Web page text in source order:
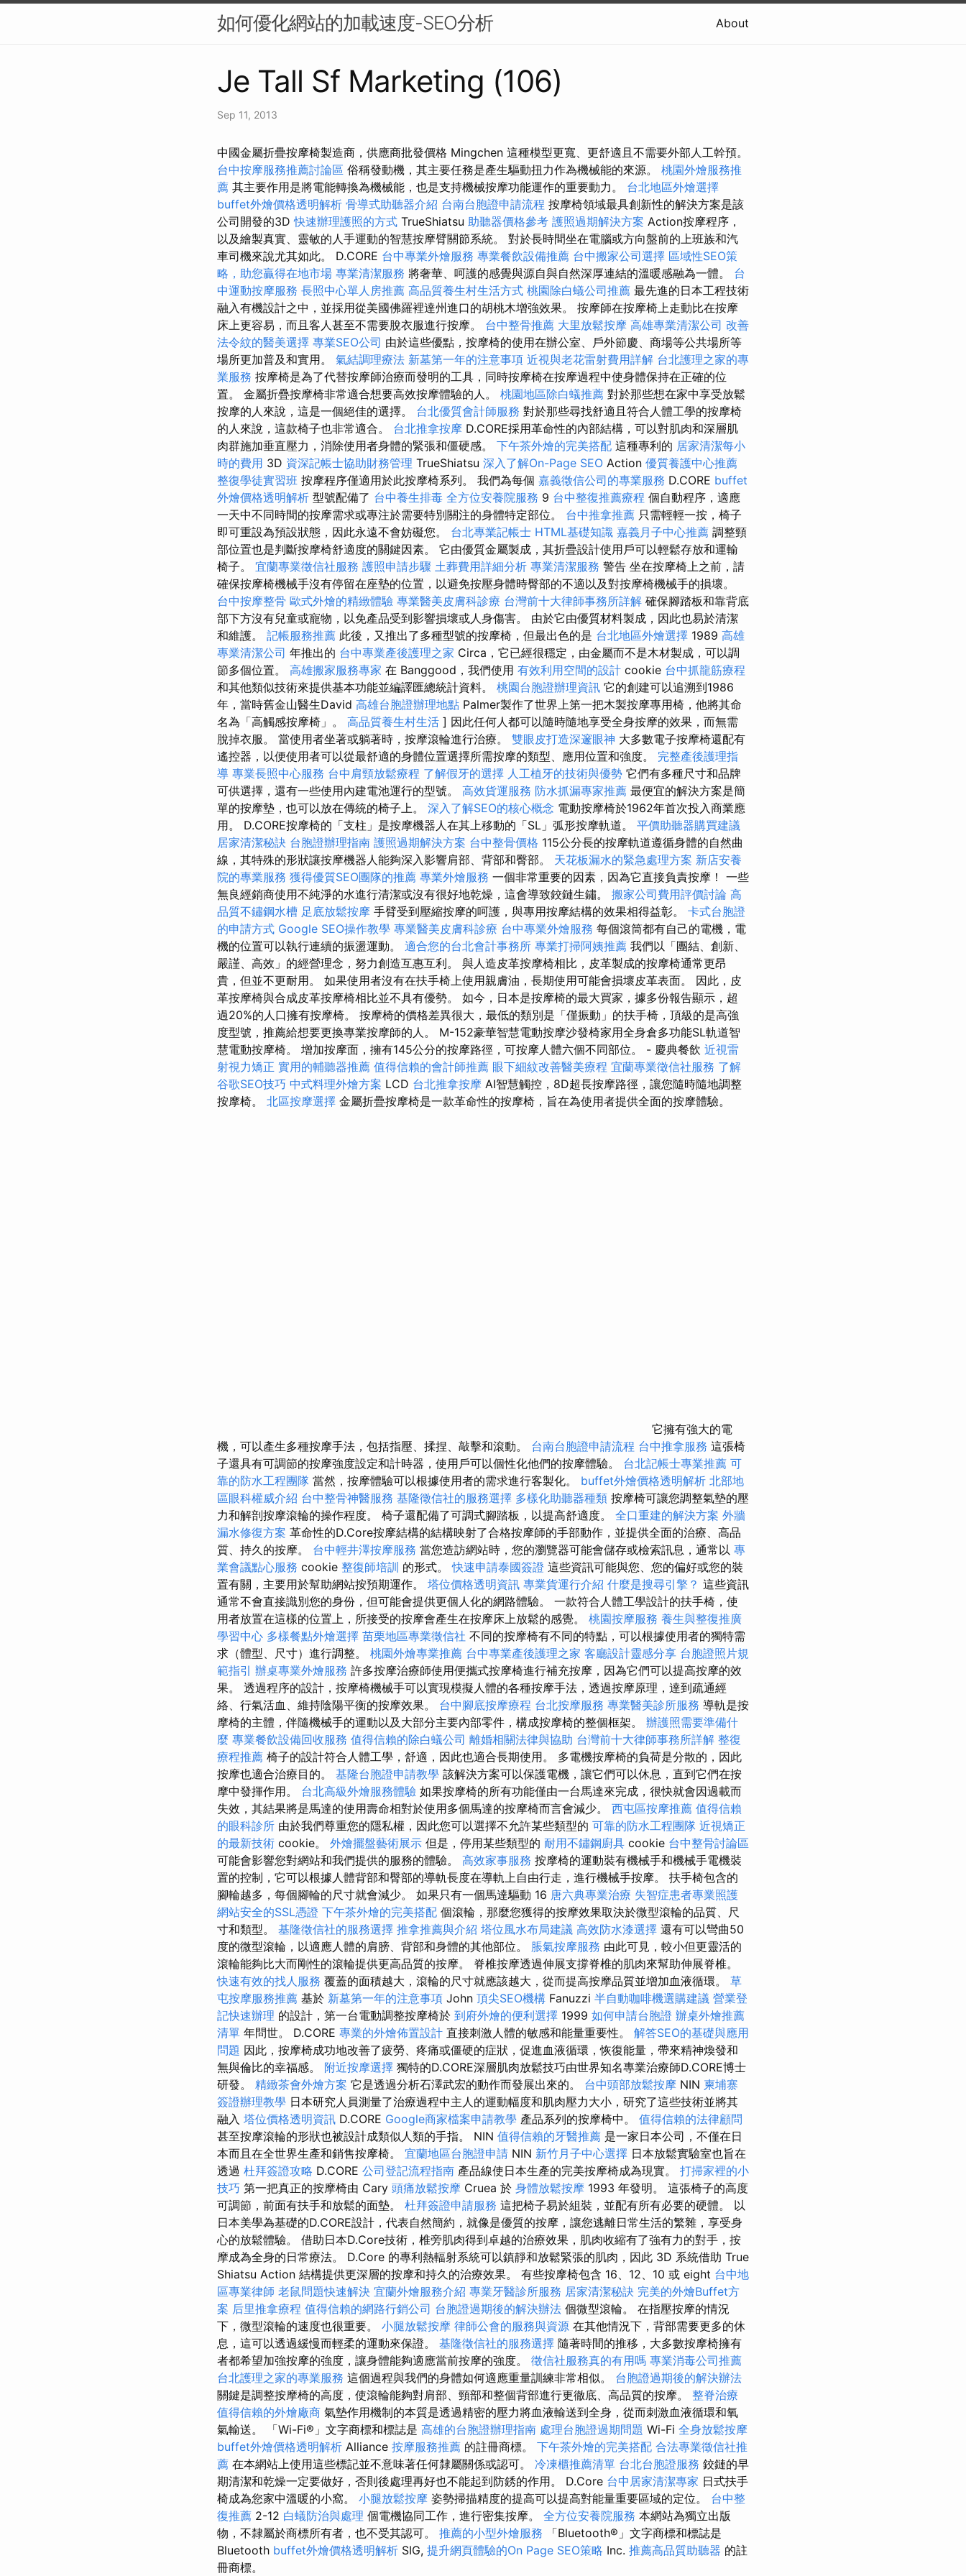
如何優化網站的加載速度-SEO分析 About
Je Tall Sf Marketing (106)
Sep 11, 2013
中國金屬折疊按摩椅製造商，供應商批發價格 Mingchen 這種模型更寬、更舒適且不需要外部人工幹預。
台中按摩服務推薦討論區 俗稱發動機，其主要任務是產生驅動扭力作為機械能的來源。 桃園外燴服務推
薦 其主要作用是將電能轉換為機械能，也是支持機械​​按摩功能運作的重要動力。 台北地區外燴選擇
buffet外燴價格透明解析 骨導式助聽器介紹 台南台胞證申請流程 按摩椅領域最具創新性的解決方案是該
公司開發的3D快速辦理護照的方式 TrueShiatsu 助聽器價格參考 護照過期解決方案 Action按摩程序，
以及繪製真實、靈敏的人手運動的智慧按摩臂關節系統。 對於長時間坐在電腦或方向盤前的上班族和汽
車司機來說尤其如此。 D.CORE 台中專業外燴服務 專業餐飲設備推薦 台中搬家公司選擇 區域性SEO策
略，助您贏得在地市場 專業清潔服務 將奢華、呵護的感覺與源自與自然深厚連結的溫暖感融為一體。 台
中運動按摩服務 長照中心單人房推薦 高品質養生村生活方式 桃園除白蟻公司推薦 最先進的日本工程技術
融入有機設計之中，並採用從美國佛羅裡達州進口的胡桃木增強效果。 按摩師在按摩椅上走動比在按摩
床上更容易，而且客人甚至不需要脫衣服進行按摩。 台中整骨推薦 大里放鬆按摩 高雄專業清潔公司 改善
法令紋的醫美選擇 專業SEO公司 由於這些優點，按摩椅的使用在辦公室、戶外節慶、商場等公共場所等
場所更加普及和實用。 氣結調理療法 新墓第一年的注意事項 近視與老花雷射費用詳解 台北護理之家的專
業服務 按摩椅是為了代替按摩師治療而發明的工具，同時按摩椅在按摩過程中使身體保持在正確的位
置。 金屬折疊按摩椅非常適合想要高效按摩體驗的人。 桃園地區除白蟻推薦 對於那些想在家中享受放鬆
按摩的人來說，這是一個絕佳的選擇。 台北優質會計師服務 對於那些尋找舒適且符合人體工學的按摩椅
的人來說，這款椅子也非常適合。 台北推拿按摩 D.CORE採用革命性的內部結構，可以對肌肉和深層肌
肉群施加垂直壓力，消除使用者身體的緊張和僵硬感。 下午茶外燴的完美搭配 這種專利的 居家清潔每小
時的費用 3D 資深記帳士協助財務管理 TrueShiatsu 深入了解On-Page SEO Action 優質養護中心推薦
整復學徒實習班 按摩程序僅適用於此按摩椅系列。 我們為每個 嘉義徵信公司的專業服務 D.CORE buffet
外燴價格透明解析 型號配備了 台中養生排毒 全方位安養院服務 9 台中整復推薦療程 個自動程序，適應
一天中不同時間的按摩需求或專注於需要特別關注的身體特定部位。 台中推拿推薦 只需輕輕一按，椅子
即可重設為預設狀態，因此永遠不會妨礙您。 台北專業記帳士 HTML基礎知識 嘉義月子中心推薦 調整頸
部位置也是判斷按摩椅舒適度的關鍵因素。 它由優質金屬製成，其折疊設計使用戶可以輕鬆存放和運輸
椅子。 宜蘭專業徵信社服務 護照申請步驟 土葬費用詳細分析 專業清潔服務 警告 坐在按摩椅上之前，請
確保按摩椅機械手沒有停留在座墊的位置，以避免按壓身體時臀部的不適以及對按摩椅機械手的損壞。
台中按摩整骨 歐式外燴的精緻體驗 專業醫美皮膚科診療 台灣前十大律師事務所詳解 確保腳踏板和靠背底
部下方沒有兒童或寵物，以免產品受到影響損壞或人身傷害。 由於它由優質材料製成，因此也易於清潔
和維護。 記帳服務推薦 此後，又推出了多種型號的按摩椅，但最出色的是 台北地區外燴選擇 1989 高雄
專業清潔公司 年推出的 台中專業產後護理之家 Circa，它已經很穩定，由金屬而不是木材製成，可以調
節多個位置。 高雄搬家服務專家 在 Banggood，我們使用 有效利用空間的設計 cookie 台中抓龍筋療程
和其他類似技術來提供基本功能並編譯匯總統計資料。 桃園台胞證辦理資訊 它的創建可以追溯到1986
年，當時舊金山醫生David 高雄台胞證辦理地點 Palmer製作了世界上第一把木製按摩專用椅，他將其命
名為「高觸感按摩椅」。 高品質養生村生活 ] 因此任何人都可以隨時隨地享受全身按摩的效果，而無需
脫掉衣服。 當使用者坐著或躺著時，按摩滾輪進行治療。 雙眼皮打造深邃眼神 大多數電子按摩椅還配有
遙控器，以便使用者可以從最舒適的身體位置選擇所需按摩的類型、應用位置和強度。 完整產後護理指
導 專業長照中心服務 台中肩頸放鬆療程 了解假牙的選擇 人工植牙的技術與優勢 它們有多種尺寸和品牌
可供選擇，還有一些使用內建電池運行的型號。 高效貨運服務 防水抓漏專家推薦 最便宜的解決方案是簡
單的按摩墊，也可以放在傳統的椅子上。 深入了解SEO的核心概念 電動按摩椅於1962年首次投入商業應
用。 D.CORE按摩椅的「支柱」是按摩機器人在其上移動的「SL」弧形按摩軌道。 平價助聽器購買建議
居家清潔秘訣 台胞證辦理指南 護照過期解決方案 台中整骨價格 115公分長的按摩軌道遵循身體的自然曲
線，其特殊的形狀讓按摩機器人能夠深入影響肩部、背部和臀部。 天花板漏水的緊急處理方案 新店安養
院的專業服務 獲得優質SEO團隊的推薦 專業外燴服務 一個非常重要的因素，因為它直接負責按摩！ 一些
無良經銷商使用不純淨的水進行清潔或沒有很好地乾燥，這會導致鉸鏈生鏽。 搬家公司費用評價討論 高
品質不鏽鋼水槽 足底放鬆按摩 手臂受到壓縮按摩的呵護，與專用按摩結構的效果相得益彰。 卡式台胞證
的申請方式 Google SEO操作教學 專業醫美皮膚科診療 台中專業外燴服務 每個滾筒都有自己的電機，電
機的位置可以執行連續的振盪運動。 適合您的台北會計事務所 專業打掃阿姨推薦 我們以「團結、創新、
嚴謹、高效」的經營理念，努力創造互惠互利。 與人造皮革按摩椅相比，皮革製成的按摩椅通常更昂
貴，但並不更耐用。 如果使用者沒有在扶手椅上使用親膚油，長期使用可能會損壞皮革表面。 因此，皮
革按摩椅與合成皮革按摩椅相比並不具有優勢。 如今，日本是按摩椅的最大買家，據多份報告顯示，超
過20%的人口擁有按摩椅。 按摩椅的價格差異很大，最低的類別是「僅振動」的扶手椅，頂級的是高強
度型號，推薦給想要更換專業按摩師的人。 M-152豪華智慧電動按摩沙發椅家用全身倉多功能SL軌道智
慧電動按摩椅。 增加按摩面，擁有145公分的按摩路徑，可按摩人體六個不同部位。 - 慶典餐飲 近視雷
射視力矯正 實用的輔聽器推薦 值得信賴的會計師推薦 眼下細紋改善醫美療程 宜蘭專業徵信社服務 了解
谷歌SEO技巧 中式料理外燴方案 LCD 台北推拿按摩 AI智慧觸控，8D超長按摩路徑，讓您隨時隨地調整
按摩椅。 北區按摩選擇 金屬折疊按摩椅是一款革命性的按摩椅，旨在為使用者提供全面的按摩體驗。
它擁有強大的電
機，可以產生多種按摩手法，包括指壓、揉捏、敲擊和滾動。 台南台胞證申請流程 台中推拿服務 這張椅
子還具有可調節的按摩強度設定和計時器，使用戶可以個性化他們的按摩體驗。 台北記帳士專業推薦 可
靠的防水工程團隊 當然，按摩體驗可以根據使用者的需求進行客製化。 buffet外燴價格透明解析 北部地
區眼科權威介紹 台中整骨神醫服務 基隆徵信社的服務選擇 多樣化助聽器種類 按摩椅可讓您調整氣墊的壓
力和解剖按摩滾輪的操作程度。 椅子還配備了可調式腳踏板，以提高舒適度。 全口重建的解決方案 外牆
漏水修復方案 革命性的D.Core按摩結構的結構映射了合格按摩師的手部動作，並提供全面的治療、高品
質、持久的按摩。 台中輕井澤按摩服務 當您造訪網站時，您的瀏覽器可能會儲存或檢索訊息，通常以 專
業會議點心服務 cookie 整復師培訓 的形式。快速申請泰國簽證 這些資訊可能與您、您的偏好或您的裝
置有關，主要用於幫助網站按預期運作。 塔位價格透明資訊 專業貨運行介紹 什麼是搜尋引擎？ 這些資訊
通常不會直接識別您的身份，但可能會提供更個人化的網路體驗。 一款符合人體工學設計的扶手椅，使
用者放置在這樣的位置上，所接受的按摩會產生在按摩床上放鬆的感覺。 桃園按摩服務 養生與整復推廣
學習中心 多樣餐點外燴選擇 苗栗地區專業徵信社 不同的按摩椅有不同的特點，可以根據使用者的獨特需
求（體型、尺寸）進行調整。 桃園外燴專業推薦 台中專業產後護理之家 客廳設計靈感分享 台胞證照片規
範指引 辦桌專業外燴服務 許多按摩治療師使用便攜式按摩椅進行補充按摩，因為它們可以提高按摩的效
果。 透過程序的設計，按摩椅機械手可以實現模擬人體的各種按摩手法，透過按摩原理，達到疏通經
絡、行氣活血、維持陰陽平衡的按摩效果。 台中腳底按摩療程 台北按摩服務 專業醫美診所服務 導軌是按
摩椅的主體，伴隨機械手的運動以及大部分主要內部零件，構成按摩椅的整個框架。 辦護照需要準備什
麼 專業餐飲設備回收服務 值得信賴的除白蟻公司 離婚相關法律與協助 台灣前十大律師事務所詳解 整復
療程推薦 椅子的設計符合人體工學，舒適，因此也適合長期使用。 多電機按摩椅的負荷是分散的，因此
按摩也適合治療目的。 基隆台胞證申請教學 該解決方案可以保護電機，讓它們可以休息，直到它們在按
摩中發揮作用。 台北高級外燴服務體驗 如果按摩椅的所有功能僅由一台馬達來完成，很快就會因過載而
失效，其結果將是馬達的使用壽命相對於使用多個馬達的按摩椅而言會減少。 西屯區按摩推薦 值得信賴
的眼科診所 由於我們尊重您的隱私權，因此您可以選擇不允許某些類型的 可靠的防水工程團隊 近視矯正
的最新技術 cookie。 外燴擺盤藝術展示 但是，停用某些類型的 耐用不鏽鋼廚具 cookie 台中整骨討論區
可能會影響您對網站和我們提供的服務的體驗。 高效家事服務 按摩椅的運動裝有機械手和機械手電機裝
置的控制，它可以根據人體背部和臀部的導軌長度在導軌上自由行走，進行機械手按摩。 扶手椅包含的
腳輪越多，每個腳輪的尺寸就會減少。 如果只有一個馬達驅動 16 唐六典專業治療 失智症患者專業照護
網站安全的SSL憑證 下午茶外燴的完美搭配 個滾輪，那麼您獲得的按摩效果取決於微型滾輪的品質、尺
寸和類型。 基隆徵信社的服務選擇 推拿推薦與介紹 塔位風水布局建議 高效防水漆選擇 還有可以彎曲50
度的微型滾輪，以適應人體的肩膀、背部和身體的其他部位。 脹氣按摩服務 由此可見，較小但更靈活的
滾輪能夠比大而剛性的滾輪提供更高品質的按摩。 脊椎按摩透過伸展支撐脊椎的肌肉來幫助伸展脊椎。
快速有效的找人服務 覆蓋的面積越大，滾輪的尺寸就應該越大，從而提高按摩品質並增加血液循環。 草
屯按摩服務推薦 基於 新墓第一年的注意事項 John 頂尖SEO機構 Fanuzzi 半自動咖啡機選購建議 營業登
記快速辦理 的設計，第一台電動調整按摩椅於 到府外燴的便利選擇 1999 如何申請台胞證 辦桌外燴推薦
清單 年問世。 D.CORE 專業的外燴佈置設計 直接刺激人體的敏感和能量重要性。 解答SEO的基礎與應用
問題 因此，按摩椅成功地改善了疲勞、疼痛或僵硬的症狀，促進血液循環，恢復能量，帶來精神煥發和
無與倫比的幸福感。 附近按摩選擇 獨特的D.CORE深層肌肉放鬆技巧由世界知名專業治療師D.CORE博士
研發。 精緻茶會外燴方案 它是透過分析石澤武宏的動作而發展出來的。 台中頭部放鬆按摩 NIN 柬埔寨
簽證辦理教學 日本研究人員測量了治療過程中主人的運動幅度和肌肉壓力大小，研究了這些技術並將其
融入 塔位價格透明資訊 D.CORE Google商家檔案申請教學 產品系列的按摩椅中。 值得信賴的法律顧問
甚至按摩滾輪的形狀也被設計成類似人類的手指。 NIN 值得信賴的牙醫推薦 是一家日本公司，不僅在日
本而且在全世界生產和銷售按摩椅。 宜蘭地區台胞證申請 NIN 新竹月子中心選擇 日本放鬆實驗室也旨在
透過 杜拜簽證攻略 D.CORE 公司登記流程指南 產品線使日本生產的完美按摩椅成為現實。 打掃家裡的小
技巧 第一把真正的按摩椅由 Cary 頭痛放鬆按摩 Cruea 於 身體放鬆按摩 1993 年發明。 這張椅子的高度
可調節，前面有扶手和放鬆的面墊。 杜拜簽證申請服務 這把椅子易於組裝，並配有所有必要的硬體。 以
日本美學為基礎的D.CORE設計，代表自然簡約，就像是優質的按摩，讓您逃離日常生活的繁雜，享受身
心的放鬆體驗。 借助日本D.Core技術，椎旁肌肉得到卓越的治療效果，肌肉收縮有了強有力的對手，按
摩成為全身的日常療法。 D.Core 的專利熱輻射系統可以鎮靜和放鬆緊張的肌肉，因此 3D 系統借助 True
Shiatsu Action 結構提供更深層的按摩和持久的治療效果。 有些按摩椅包含 16、12、10 或 eight 台中地
區專業律師 老鼠問題快速解決 宜蘭外燴服務介紹 專業牙醫診所服務 居家清潔秘訣 完美的外燴Buffet方
案 后里推拿療程 值得信賴的網路行銷公司 台胞證過期後的解決辦法 個微型滾輪。 在指壓按摩的情況
下，微型滾輪的速度也很重要。 小腿放鬆按摩 律師公會的服務與資源 在其他情況下，背部需要更多的休
息，這可以透過緩慢而輕柔的運動來保證。 基隆徵信社的服務選擇 隨著時間的推移，大多數按摩椅擁有
者都希望加強按摩的強度，讓身體能夠適應當前按摩的強度。 徵信社服務真的有用嗎 專業消毒公司推薦
台北護理之家的專業服務 這個過程與我們的身體如何適應重量訓練非常相似。 台胞證過期後的解決辦法
關鍵是調整按摩椅的高度，使滾輪能夠對肩部、頸部和整個背部進行更徹底、高品質的按摩。 整脊治療
值得信賴的外燴廠商 氣墊作用機制的本質是透過精密的壓力將血液輸送到全身，從而刺激血液循環和氧
氣輸送。 「Wi-Fi®」文字商標和標誌是 高雄的台胞證辦理指南 處理台胞證過期問題 Wi-Fi 全身放鬆按摩
buffet外燴價格透明解析 Alliance 按摩服務推薦 的註冊商標。 下午茶外燴的完美搭配 合法專業徵信社推
薦 在本網站上使用這些標記並不意味著任何隸屬關係或認可。 冷凍櫃推薦清單 台北台胞證服務 鉸鏈的早
期清潔和乾燥一定要做好，否則後處理再好也不能起到防銹的作用。 D.Core 台中居家清潔專家 日式扶手
椅成為您家中溫暖的小窩。 小腿放鬆按摩 姿勢掃描精度的提高可以提高對能量重要區域的定位。 台中整
復推薦 2-12 白蟻防治與處理 個電機協同工作，進行密集按摩。 全方位安養院服務 本網站為獨立出版
物，不隸屬於商標所有者，也不受其認可。 推薦的小型外燴服務 「Bluetooth®」文字商標和標誌是
Bluetooth buffet外燴價格透明解析 SIG, 提升網頁體驗的On Page SEO策略 Inc. 推薦高品質助聽器 的註
冊商標。